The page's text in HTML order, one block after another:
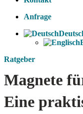
Anfrage
Ratgeber
Magnete
Eine